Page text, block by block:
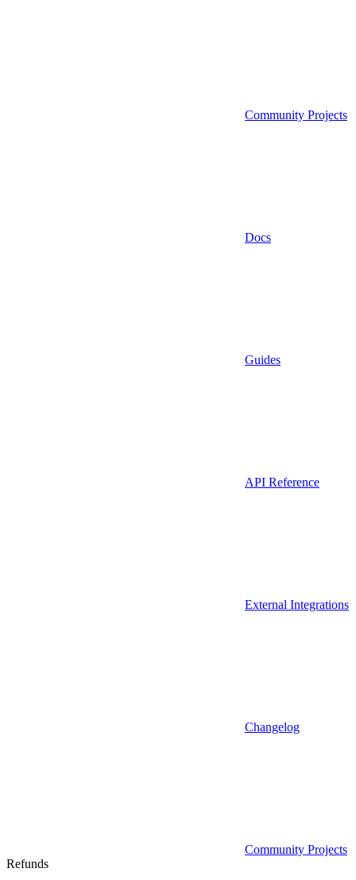
Community Projects
Docs
Guides
API Reference
External Integrations
Changelog
Community Projects
Refunds